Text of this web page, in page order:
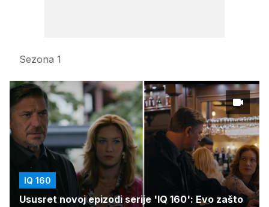
Sezona 1
IQ 160
Ususret novoj epizodi serije 'IQ 160': Evo zašto